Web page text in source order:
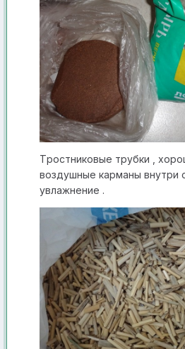
Т ростниковые трубки ,
воздушные карманы внутри
ув лажнение .